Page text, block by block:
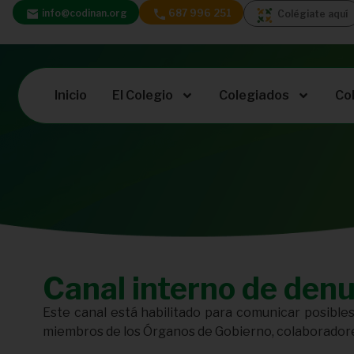
info@codinan.org 687 996 251 Colégiate aquí
Inicio El Colegio Colegiados
Canal interno de
Este canal está habilitado para comunicar posibles
miembros de los Órganos de Gobierno,